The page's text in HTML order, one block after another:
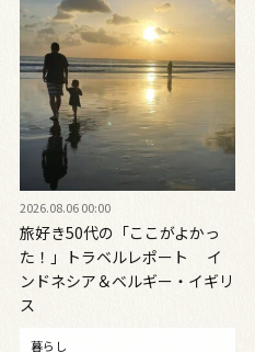
2026.08.06 00:00
旅好き50代の「ここがよかっ
た！」トラベルレポート イ
ンドネシア＆ベルギー・イギリ
ス
暮らし